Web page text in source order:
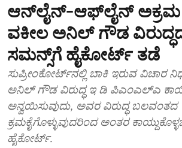
ಆನ್‌ಲೈನ್‌-ಆಫ್‌ಲೈನ್‌ ಅಕ್ರಮ
ವಕೀಲ ಅನಿಲ್‌ ಗೌಡ
ಸಮನ್ಸ್‌ಗೆ ಹೈಕೋರ್ಟ್‌ ತಡೆ
ಸುಪ್ರೀಂಕೋರ್ಟ್‌ನಲ್ಲಿ ಬಾಕಿ ಇರುವ ವಿಚಾರ
ಅನಿಲ್‌ ಗೌಡ ವಿರುದ್ಧ ಇ ಡಿ ಪಿಎಂಎಲ್‌ಎ
ಅನ್ವಯಿಸುವುದು, ಅವರ ವಿರುದ್ಧ ಬಲವಂತದ
ಕ್ರಮಕೈಗೊಳ್ಳುವುದರಿಂದ ಅಂತರ
ಹೈಕೋರ್ಟ್‌.